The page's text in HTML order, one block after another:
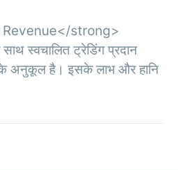
strong>
स्वचालित ट्रेडिंग प्रदान
के अनुकूल है। इसके लाभ और हानि